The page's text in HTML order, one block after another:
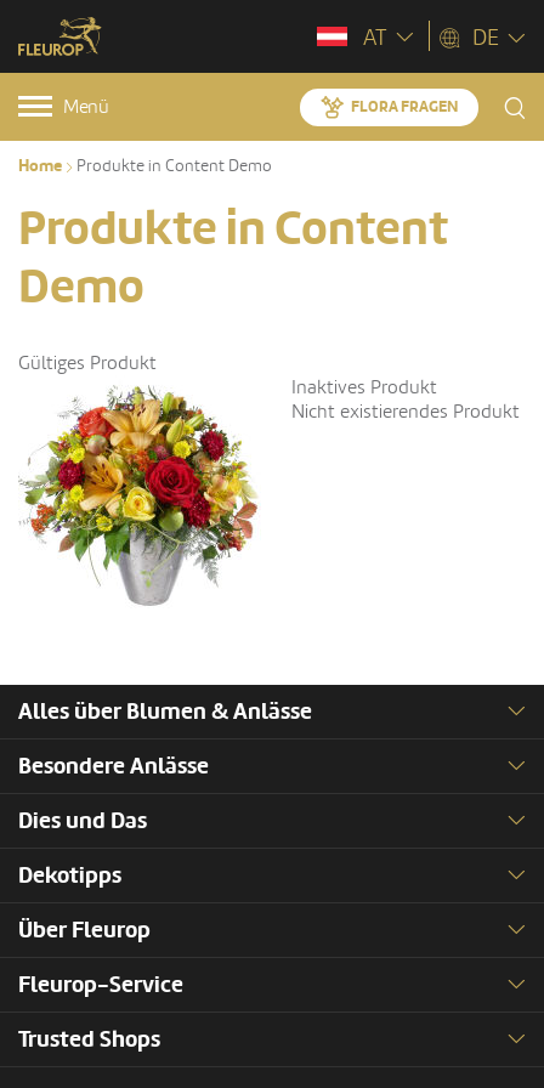
AT DE
Menü FLORA FRAGEN
Home Produkte in Content Demo
Produkte in Content
Demo
Gültiges Produkt
Inaktives Produkt
Nicht existierendes Produkt
Alles über Blumen & Anlässe
Besondere Anlässe
Dies und Das
Dekotipps
Über Fleurop
Fleurop-Service
Trusted Shops